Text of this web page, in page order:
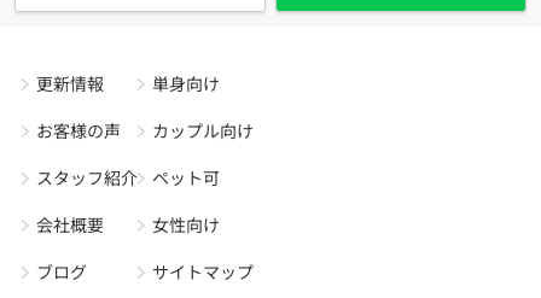
更新情報
お客様の声
スタッフ紹介
会社概要
ブログ
単身向け
カップル向け
ペット可
女性向け
サイトマップ